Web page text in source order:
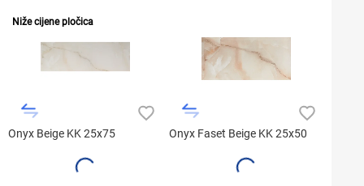
Niže cijene pločica
Onyx Beige KK 25x75 Onyx Faset Beige KK 25x50